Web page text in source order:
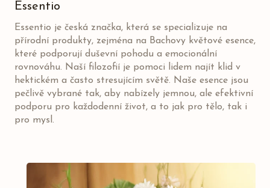
Essentio
Essentio je česká značka, která se specializuje na
přírodní produkty, zejména na Bachovy květové esence,
které podporují duševní pohodu a emocionální
rovnováhu. Naší filozofií je pomoci lidem najít klid v
hektickém a často stresujícím světě. Naše esence jsou
pečlivě vybrané tak, aby nabízely jemnou, ale efektivní
podporu pro každodenní život, a to jak pro tělo, tak i
pro mysl.